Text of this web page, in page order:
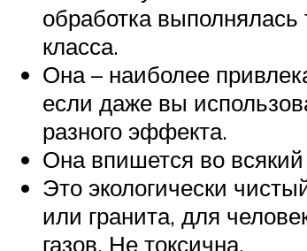
обработка выполнялась
класса.
Она – наиболее
если даже вы
разного эффекта.
Она впишется во
Это экологически
или гранита, для
газов. Не токсична.